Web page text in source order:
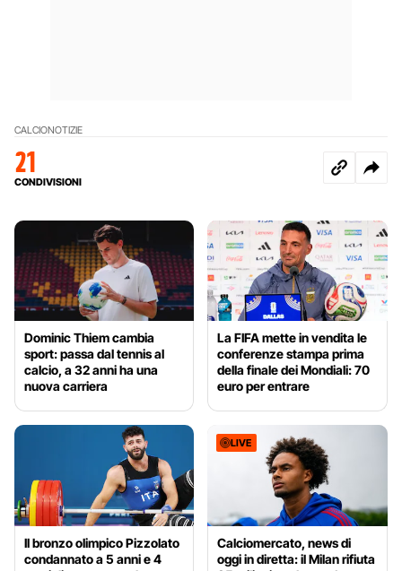
CALCIONOTIZIE
21
CONDIVISIONI
Dominic Thiem cambia
sport: passa dal tennis al
calcio, a 32 anni ha una
nuova carriera
La FIFA mette in vendita le
conferenze stampa prima
della finale dei Mondiali: 70
euro per entrare
Il bronzo olimpico Pizzolato
condannato a 5 anni e 4
LIVE
Calciomercato, news di
oggi in diretta: il Milan rifiuta